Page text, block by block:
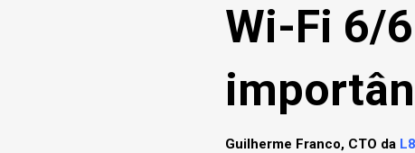
Wi-Fi 6/
Guilherme Franco, CTO da